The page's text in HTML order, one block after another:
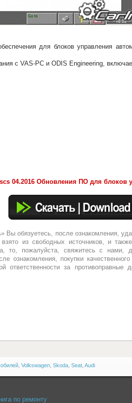
для блоков управления
с VAS-PC и ODIS Engineering,
04.2016 Обновления ПО для блоков
Вы обязуетесь, после ознакомления,
из свободных источников, и
то, пожалуйста, свяжитесь с нами,
ознакомления, покупки
ответственности за
, Volkswagen, Skoda, Seat, Audi
по ремонту